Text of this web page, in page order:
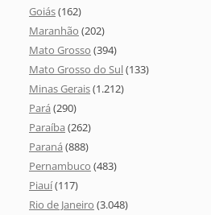
Goiás(162)
Maranhão (202)
Mato Grosso (394)
Mato Grosso do Sul(133)
Minas Gerais(1.212)
Pará (290)
Paraíba (262)
Paraná (888)
Pernambuco (483)
Piauí(117)
Rio de Janeiro (3.048)